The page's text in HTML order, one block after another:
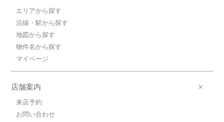
エリアから探す
沿線・駅から探す
地図から探す
物件名から探す
マイページ
店舗案内
来店予約
お問い合わせ